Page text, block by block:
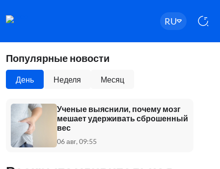
RU
Популярные новости
День Неделя Месяц
Ученые выяснили, почему мозг
мешает удерживать сброшенный
вес
06 авг, 09:55